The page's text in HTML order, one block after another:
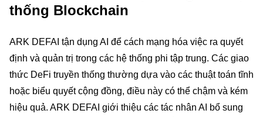
thống Blockchain
ARK DEFAI tận dụng AI để cách mạng hóa việc ra quyết
định và quản trị trong các hệ thống phi tập trung. Các giao
thức DeFi truyền thống thường dựa vào các thuật toán tĩnh
hoặc biểu quyết cộng đồng, điều này có thể chậm và kém
hiệu quả. ARK DEFAI giới thiệu các tác nhân AI bổ sung